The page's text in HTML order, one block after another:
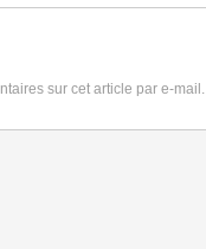
sur cet article par e-mail.